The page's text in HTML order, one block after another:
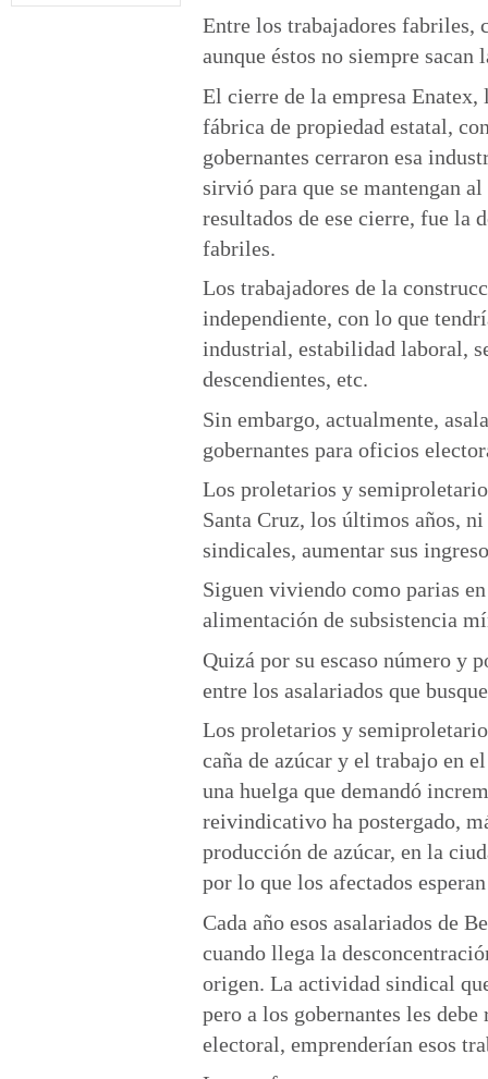
Entre los trabajadores fabriles,
aunque éstos no siempre sacan
El cierre de la empresa
fábrica de propiedad estatal,
gobernantes cerraron esa
sirvió para que se mantengan
resultados de ese cierre, fue la
fabriles.
Los trabajadores de la
independiente, con lo que
industrial, estabilidad laboral,
descendientes, etc.
Sin embargo, actualmente,
gobernantes para oficios
Los proletarios y
Santa Cruz, los últimos años,
sindicales, aumentar sus
Siguen viviendo como parias
alimentación de subsistencia
Quizá por su escaso número y
entre los asalariados que
Los proletarios y
caña de azúcar y el trabajo en
una huelga que demandó
reivindicativo ha postergado,
producción de azúcar, en la
por lo que los afectados
Cada año esos asalariados de
cuando llega la
origen. La actividad sindical
pero a los gobernantes les
electoral, emprenderían esos